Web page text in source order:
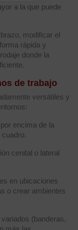
a la que puede
modificar el
rápida y
donde la
de trabajo
versátiles y
encima de la
cenital o lateral
en ubicaciones
o crear ambientes
(banderas,